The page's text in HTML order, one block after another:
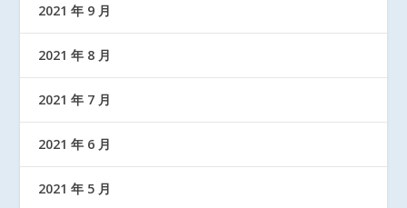
2021 年 9 月
2021 年 8 月
2021 年 7 月
2021 年 6 月
2021 年 5 月